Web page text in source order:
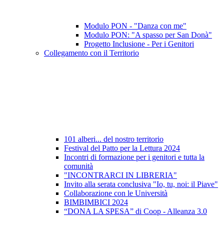
Modulo PON - "Danza con me"
Modulo PON: "A spasso per San Donà"
Progetto Inclusione - Per i Genitori
Collegamento con il Territorio
101 alberi... del nostro territorio
Festival del Patto per la Lettura 2024
Incontri di formazione per i genitori e tutta la
comunità
"INCONTRARCI IN LIBRERIA"
Invito alla serata conclusiva "Io, tu, noi: il Piave"
Collaborazione con le Università
BIMBIMBICI 2024
“DONA LA SPESA” di Coop - Alleanza 3.0